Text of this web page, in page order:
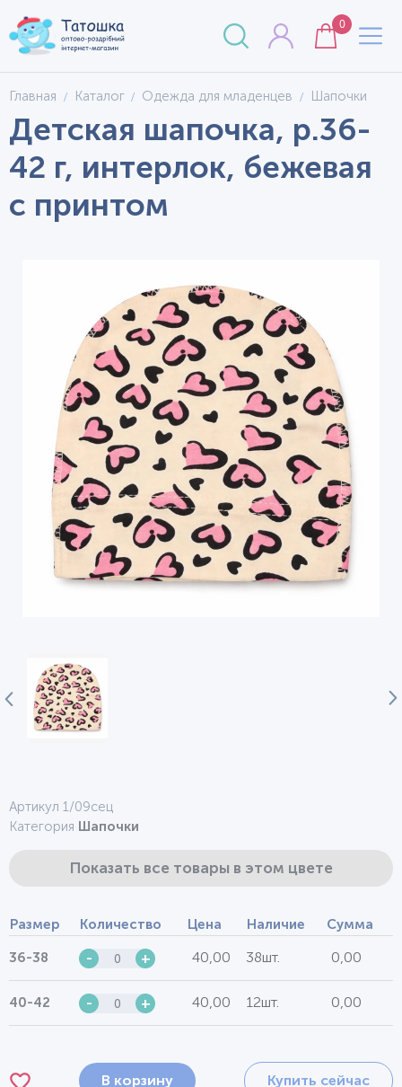
0
Главная Каталог Одежда для младенцев Шапочки
Детская шапочка, р.36-
42 г, интерлок, бежевая
с принтом
Артикул 1/09сец
Категория Шапочки
Показать все товары в этом цвете
Размер Количество Цена Наличие Сумма
36-38 - + 40,00 38шт. 0,00
40-42 - + 40,00 12шт. 0,00
В корзину Купить сейчас